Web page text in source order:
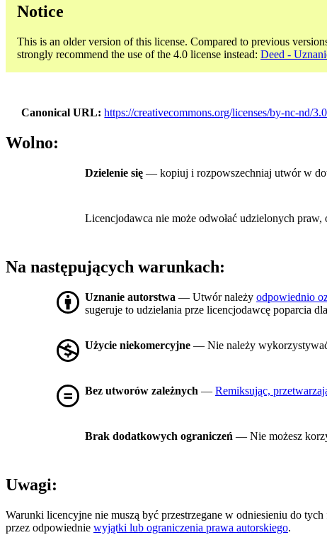
Notice
This is an older version of this license. Compared to previous
strongly recommend the use of the 4.0 license instead: Deed -
Canonical URL https://creativecommons.org/licenses/by-nc-nd/
Wolno:
Dzielenie się — kopiuj i rozpowszechniaj utwór w
Licencjodawca nie może odwołać udzielonych
Na następujących warunkach:
Uznanie autorstwa — Utwór należy odpowiednio
sugeruje to udzielania prze licencjodawcę poparcia
Użycie niekomercyjne — Nie należy
Bez utworów zależnych — Remiksując,
Brak dodatkowych ograniczeń — Nie możesz
Uwagi:
Warunki licencyjne nie muszą być przestrzegane w odniesieniu do
przez odpowiednie wyjątki lub ograniczenia prawa autorskiego.